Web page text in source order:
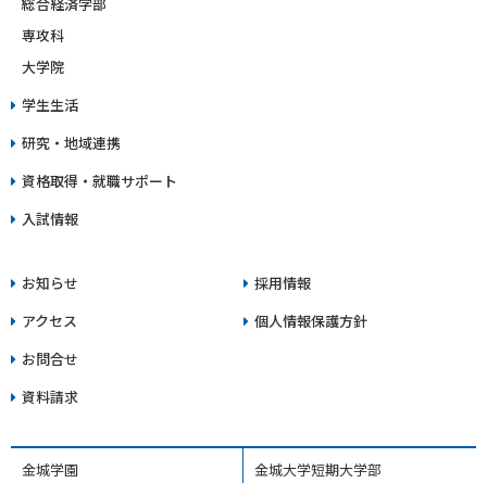
専攻科
大学院
学生生活
研究・地域連携
資格取得・就職サポート
入試情報
お知らせ
アクセス
お問合せ
資料請求
採用情報
個人情報保護方針
金城学園 金城大学短期大学部